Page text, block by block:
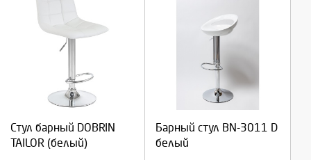
Стул барный DOBRIN
TAILOR (белый)
Выберите количество:
Отмена
Барный стул BN-3011 D
белый
Выберите количество: